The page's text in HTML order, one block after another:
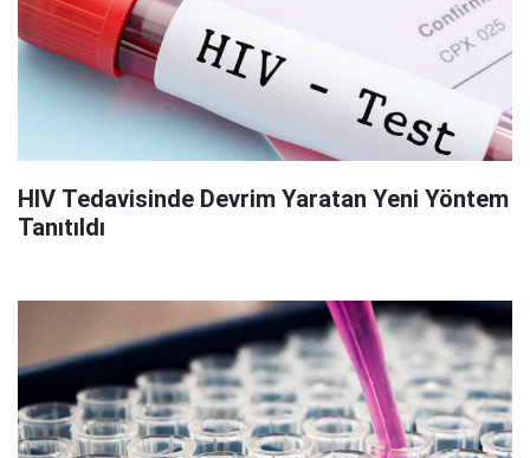
HIV Tedavisinde Devrim Yaratan Yeni Yöntem
Tanıtıldı